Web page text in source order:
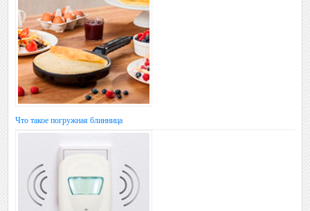
Что такое погружная блинница